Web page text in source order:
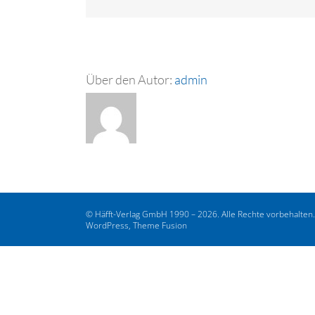
Über den Autor: admin
© Häfft-Verlag GmbH 1990 – 2026. Alle Rechte vorbehalten.
WordPress, Theme Fusion